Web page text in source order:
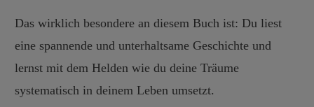
Das wirklich besondere an diesem Buch ist: Du liest
eine spannende und unterhaltsame Geschichte und
lernst mit dem Helden wie du deine Träume
systematisch in deinem Leben umsetzt.